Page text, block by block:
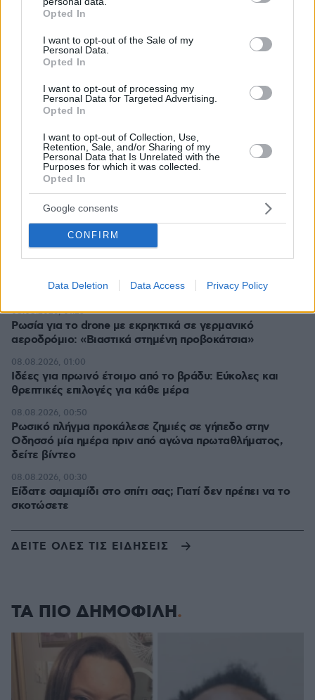
grant or deny consent to Google and its third-party tags to
use your data for below specified purposes in below Google
consent section.
Opted In
I want to opt-out of the Sale of my
Personal Data.
Opted In
I want to opt-out of processing my
Personal Data for Targeted Advertising.
Opted In
I want to opt-out of Collection, Use,
Retention, Sale, and/or Sharing of my
Personal Data that Is Unrelated with the
Purposes for which it was collected.
Opted In
Google consents
CONFIRM
Data Deletion Data Access Privacy Policy
ανάμεσά τους ένα παιδί
Ήττα της Σάκκαρη με 2-0 από την Γκοφ και αποκλεισμός
στο Τορόντο
Ο Κούτσιας πέτυχε το πρώτο γκολ της φετινής Primeira
Liga, δείτε το γκολ
Ο Τραμπ προσφεύγει στο Ανώτατο Δικαστήριο: «Εθνική
ντροπή» το μπλόκο στην αίθουσα χορού του Λευκού
08.08.2026, 03:00
Ορκίστηκε πρόεδρος της Κολομβίας ο Αμπελάρδο ντε
λα Εσπριέγια, δείτε βίντεο
08.08.2026, 02:28
Αποκαλύψεις Telegraph για τον Ινφαντίνο: Η εξαψήφια
φερόμενη σχέση τους
08.08.2026, 01:56
Ρωσία για το drone με εκρηκτικά σε γερμανικό
αεροδρόμιο: «Βιαστικά στημένη προβοκάτσια»
08.08.2026, 01:25
Ιδέες για πρωινό έτοιμο από το βράδυ: Εύκολες και
θρεπτικές επιλογές για κάθε μέρα
08.08.2026, 01:00
Ρωσικό πλήγμα προκάλεσε ζημιές σε γήπεδο στην
Οδησσό μία ημέρα πριν από αγώνα πρωταθλήματος,
δείτε βίντεο
08.08.2026, 00:50
Είδατε σαμιαμίδι στο σπίτι σας; Γιατί δεν πρέπει να το
σκοτώσετε
08.08.2026, 00:30
ΔΕΙΤΕ ΟΛΕΣ ΤΙΣ ΕΙΔΗΣΕΙΣ
ΤΑ ΠΙΟ ΔΗΜΟΦΙΛΗ